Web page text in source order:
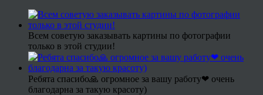
Всем советую заказывать картины по фотографии
только в этой студии!
Ребята спасибо🙏 огромное за вашу работу❤ очень
благодарна за такую красоту)